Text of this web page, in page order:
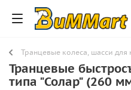
Транцевые колеса, шасси
Транцевые
типа "Солар" (260